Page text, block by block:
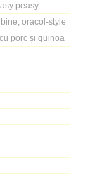
peasy
oracol-style
porc și quinoa